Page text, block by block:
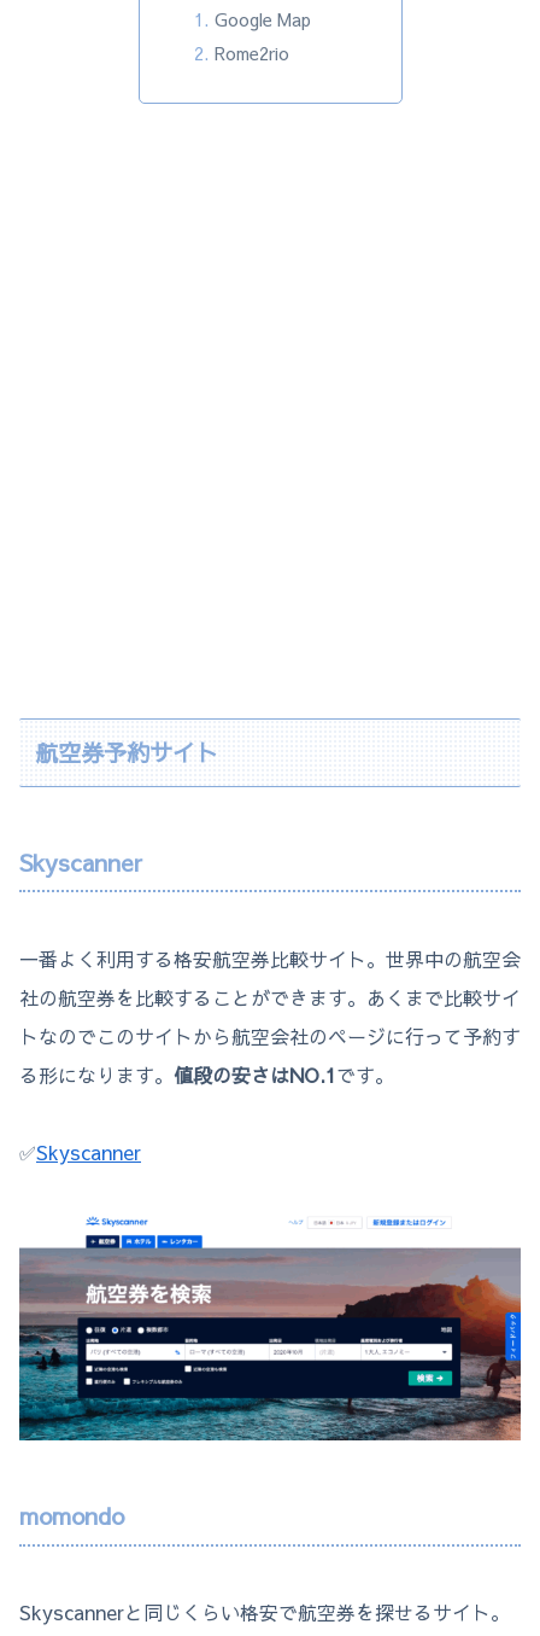
Google Map
Rome2rio
航空券予約サイト
Skyscanner
一番よく利用する格安航空券比較サイト。世界中の航空会
社の航空券を比較することができます。あくまで比較サイ
トなのでこのサイトから航空会社のページに行って予約す
る形になります。 値段の安さはNO.1です。
✅Skyscanner
momondo
Skyscannerと同じくらい格安で航空券を探せるサイト。